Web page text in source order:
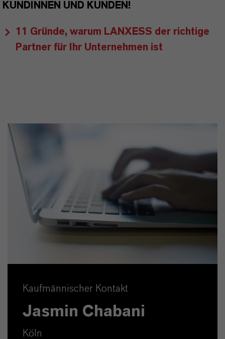
KUNDINNEN UND KUNDEN!
11 Gründe, warum LANXESS der richtige
Partner für Ihr Unternehmen ist
Kaufmännischer Kontakt
Jasmin Chabani
Köln